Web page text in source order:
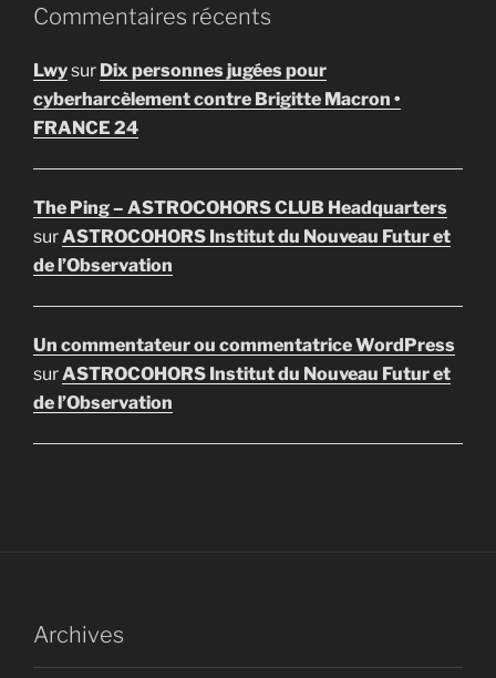
Commentaires récents
Lwysur Dix personnes jugées pour
cyberharcèlement contre Brigitte Macron •
FRANCE 24
The Ping – ASTROCOHORS CLUB Headquarters
surASTROCOHORS Institut du Nouveau Futur et
de l’Observation
Un commentateur ou commentatrice WordPress
surASTROCOHORS Institut du Nouveau Futur et
de l’Observation
Archives